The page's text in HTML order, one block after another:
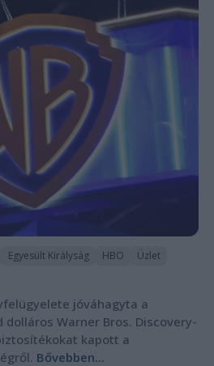
Egyesült Királyság HBO
Üzlet
jóváhagyta a
Warner Bros. Discovery-
kapott a
Bővebben...